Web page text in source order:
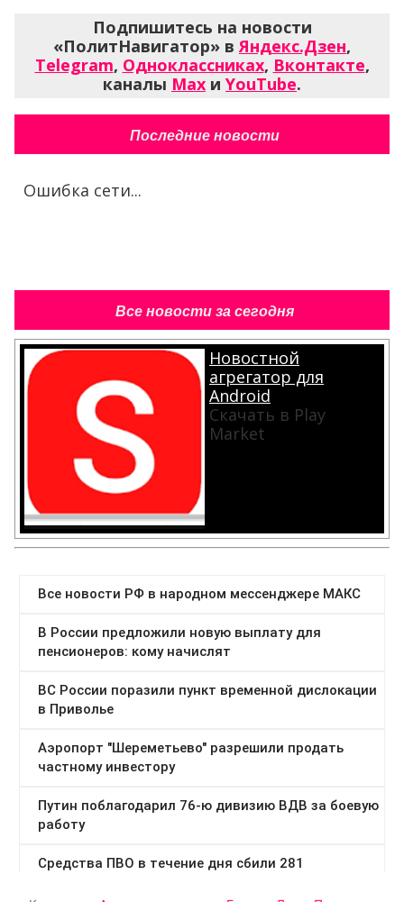
Подпишитесь на новости
«ПолитНавигатор» в Яндекс.Дзен,
Telegram, Одноклассниках, Вконтакте,
каналы Max и YouTube.
Последние новости
Ошибка сети...
Все новости за сегодня
Новостной
агрегатор для
Android
Скачать в Play
Market